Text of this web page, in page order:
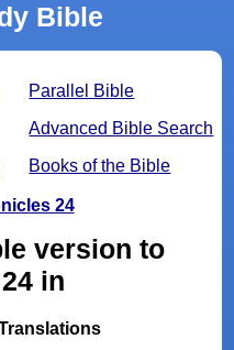
Bible
Parallel Bible
Advanced Bible Search
Books of the Bible
24
version to
in